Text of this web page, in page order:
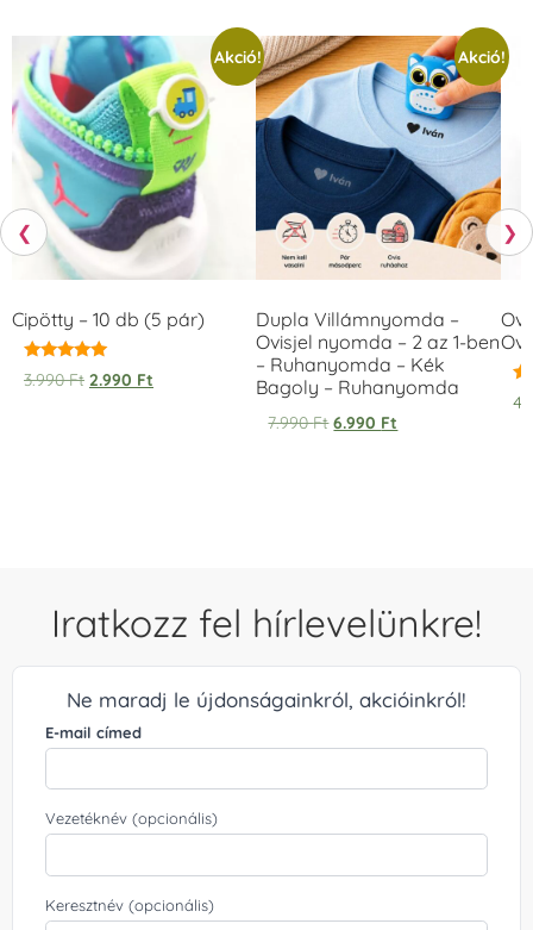
❮
Akció!
Cipötty – 10 db (5 pár)
Értékelés:
5.00
3.990Ft 2.990 Ft
Akció!
Dupla Villámnyomda –
Ovisjel nyomda – 2 az 1-ben
– Ruhanyomda – Kék
Bagoly – Ruhanyomda
7.990Ft 6.990 Ft
❯
Iratkozz fel hírlevelünkre!
Ne maradj le újdonságainkról, akcióinkról!
E-mail címed
Vezetéknév (opcionális)
Keresztnév (opcionális)